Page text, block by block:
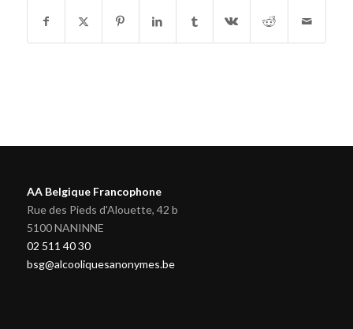
AA Belgique Francophone
Rue des Pieds d'Alouette, 42 b
5100 NANINNE
02 511 40 30
bsg@alcooliquesanonymes.be